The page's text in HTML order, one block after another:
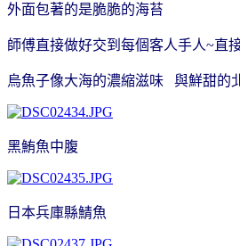
外面包著的是脆脆的海苔
師傅直接做好交到每個客人手人~直
烏魚子像大海的濃縮滋味 與鮮甜的
黑鮪魚中腹
日本兵庫縣鯖魚